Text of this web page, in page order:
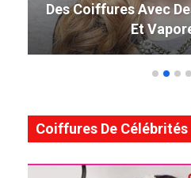
49 Coiffure Curly
Tourne La
Coiffures De Célébrités